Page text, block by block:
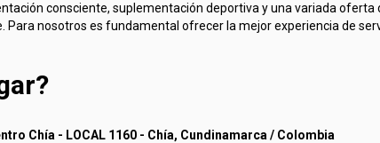
consciente, suplementación deportiva y una variada
Para nosotros es fundamental ofrecer la mejor experiencia de
Chía - LOCAL 1160 - Chía, Cundinamarca / Colombia